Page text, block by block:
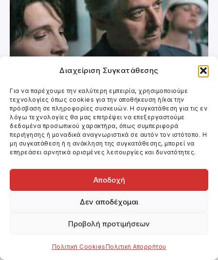
Διαχείριση Συγκατάθεσης
Για να παρέχουμε την καλύτερη εμπειρία, χρησιμοποιούμε
τεχνολογίες όπως cookies για την αποθήκευση ή/και την
πρόσβαση σε πληροφορίες συσκευών. Η συγκατάθεση για τις εν
λόγω τεχνολογίες θα μας επιτρέψει να επεξεργαστούμε
δεδομένα προσωπικού χαρακτήρα, όπως συμπεριφορά
περιήγησης ή μοναδικά αναγνωριστικά σε αυτόν τον ιστότοπο. Η
μη συγκατάθεση ή η ανάκληση της συγκατάθεσης, μπορεί να
επηρεάσει αρνητικά ορισμένες λειτουργίες και δυνατότητες.
Αποδοχή
Δεν αποδέχομαι
Προβολή προτιμήσεων
Πολιτική CookiesΠολιτική Απορρήτου
Κινηματογράφος
ΓΝΗΣΙΟ ΑΝΤΙΓΡΑΦΟ